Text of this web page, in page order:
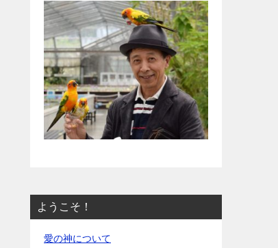
ようこそ！
愛の神について